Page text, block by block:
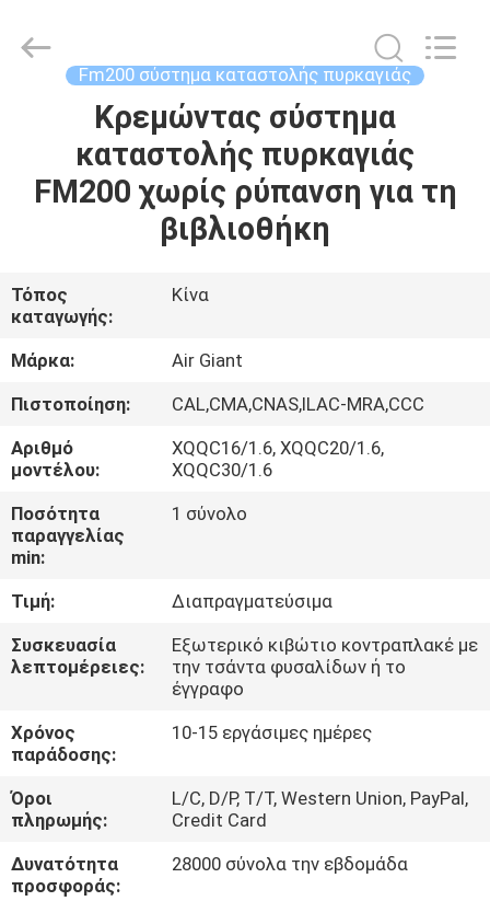
ΠΡΟΪΌΝΤΑ
ΠΑΡΟΥΣΙΆΣΤΕ
ΣΧΕΤΙΚΆ
ΜΕ
ΕΜΆΣ
ΓΎΡΟΣ
ΕΡΓΟΣΤΑΣΊΩΝ
ΠΟΙΟΤΙΚΌΣ
ΈΛΕΓΧΟΣ
ΚΑΤΕΒΆΣΤΕ
ΖΗΤΉΣΤΕ
ΈΝΑ
ΑΠΌΣΠΑΣΜΑ
Equipment
Fm200 σύστημα καταστολής πυρκαγιάς
Κρεμώντας σύστημα
καταστολής πυρκαγιάς
FM200 χωρίς ρύπανση για τη
βιβλιοθήκη
Τόπος
καταγωγής:
Κίνα
Μάρκα:
Air Giant
Πιστοποίηση:
CAL,CMA,CNAS,ILAC-MRA,CCC
Αριθμό
μοντέλου:
XQQC16/1.6, XQQC20/1.6,
XQQC30/1.6
Ποσότητα
παραγγελίας
min:
1 σύνολο
Τιμή:
Διαπραγματεύσιμα
Συσκευασία
λεπτομέρειες:
Εξωτερικό κιβώτιο κοντραπλακέ με
την τσάντα φυσαλίδων ή το
έγγραφο
Χρόνος
παράδοσης:
10-15 εργάσιμες ημέρες
Όροι
πληρωμής:
L/C, D/P, T/T, Western Union, PayPal,
Credit Card
Δυνατότητα
προσφοράς:
28000 σύνολα την εβδομάδα